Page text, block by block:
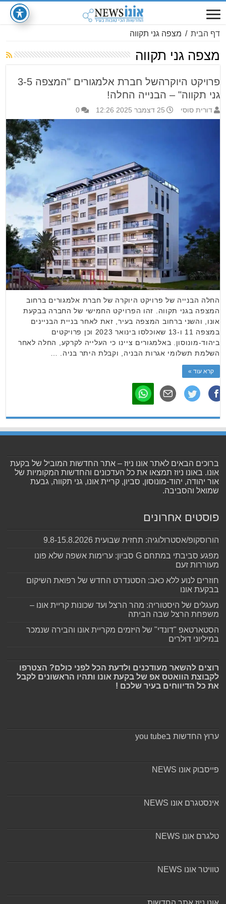
דף הבית / מצפה גני תקווה
מצפה גני תקווה
פרויקט היוקרהשל חברת אלמגורים "המצפה 3-5
גני תקווה" – הבנייה החלה!
דורית סוסי 25 דצמבר 2025 12:26 0
החלה הבנייה של פרויקט היוקרה של חברת אלמגורים ברחוב
המצפה בגני תקווה. זהו הפרויקט החמישי של החברה בבקעת
אונו, והשני ברחוב המצפה בעיר, זאת לאחר בניית הבניינים
במצפה 11 ו-13 שאוכלסו בינואר 2023 וכן פרויקטים
ביהוד-מונוסון. באלמגורים ציינו כי העלייה לקרקע, החלה לאחר
השלמת תשלומי אגרות הבניה, וקבלת היתר בניה. …
קרא עוד »
ברוכים הבאים לאתר אונו ניוז – אתר החדשות המוביל של בקעת
אונו. באונו ניוז תמצאו את כל העדכונים והחדשות המקומיות של
אור יהודה, יהוד-מונוסון, סביון, קריית אונו, גני תקווה, גבעת
שמואל והסביבה.
פוסטים אחרונים
הורוסקופ/אסטרולוגיה: תחזית שבועית 9.8-15.8.2026
מפגע סביבתי במתחם G סביון: ערימות אשפה שלא פונו
מעוררות זעם
חוזרים לנוע ללא כאב: הסטנדרט החדש של רפואת השיקום
בבקעת אונו
מעגלים של היסטוריה: מהר הרצל ועד שכונות קריית אונו –
משפחת הרצל שבה הביתה
הסטארטאפ "דונדי" של היזמים מקריית אונו והבירה שנמכר
במיליוני דולרים
רוצים להשאר מעודכנים ולדעת הכל לפני כולם? הצטרפו
לקבוצת הוואטס אפ של בקעת אונו ותהיו הראשונים לקבל
את כל הדיווחים בעיר שלכם !
ערוץ החדשות בyou tube
פייסבוק אונו NEWS
אינסטגרם אונו NEWS
טלגרם אונו NEWS
טוויטר אונו NEWS